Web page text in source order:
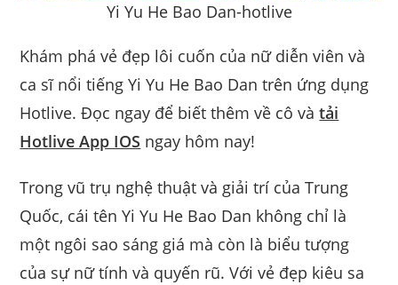
Yi Yu He Bao Dan-hotlive
Khám phá vẻ đẹp lôi cuốn của nữ diễn viên và
ca sĩ nổi tiếng Yi Yu He Bao Dan trên ứng dụng
Hotlive. Đọc ngay để biết thêm về cô vàtải
Hotlive App IOS ngay hôm nay!
Trong vũ trụ nghệ thuật và giải trí của Trung
Quốc, cái tên Yi Yu He Bao Dan không chỉ là
một ngôi sao sáng giá mà còn là biểu tượng
của sự nữ tính và quyến rũ. Với vẻ đẹp kiêu sa